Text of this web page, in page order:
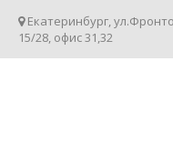
Екатеринбург,
15/28, офис 31,32